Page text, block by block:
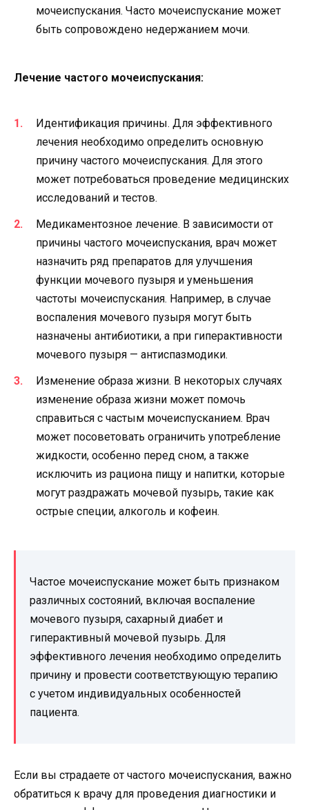
мочеиспускания. Часто мочеиспускание может
быть сопровождено недержанием мочи.
Лечение частого мочеиспускания:
Идентификация причины. Для эффективного
лечения необходимо определить основную
причину частого мочеиспускания. Для этого
может потребоваться проведение медицинских
исследований и тестов.
Медикаментозное лечение. В зависимости от
причины частого мочеиспускания, врач может
назначить ряд препаратов для улучшения
функции мочевого пузыря и уменьшения
частоты мочеиспускания. Например, в случае
воспаления мочевого пузыря могут быть
назначены антибиотики, а при гиперактивности
мочевого пузыря — антиспазмодики.
Изменение образа жизни. В некоторых случаях
изменение образа жизни может помочь
справиться с частым мочеиспусканием. Врач
может посоветовать ограничить употребление
жидкости, особенно перед сном, а также
исключить из рациона пищу и напитки, которые
могут раздражать мочевой пузырь, такие как
острые специи, алкоголь и кофеин.
Частое мочеиспускание может быть признаком
различных состояний, включая воспаление
мочевого пузыря, сахарный диабет и
гиперактивный мочевой пузырь. Для
эффективного лечения необходимо определить
причину и провести соответствующую терапию
с учетом индивидуальных особенностей
пациента.
Если вы страдаете от частого мочеиспускания, важно
обратиться к врачу для проведения диагностики и